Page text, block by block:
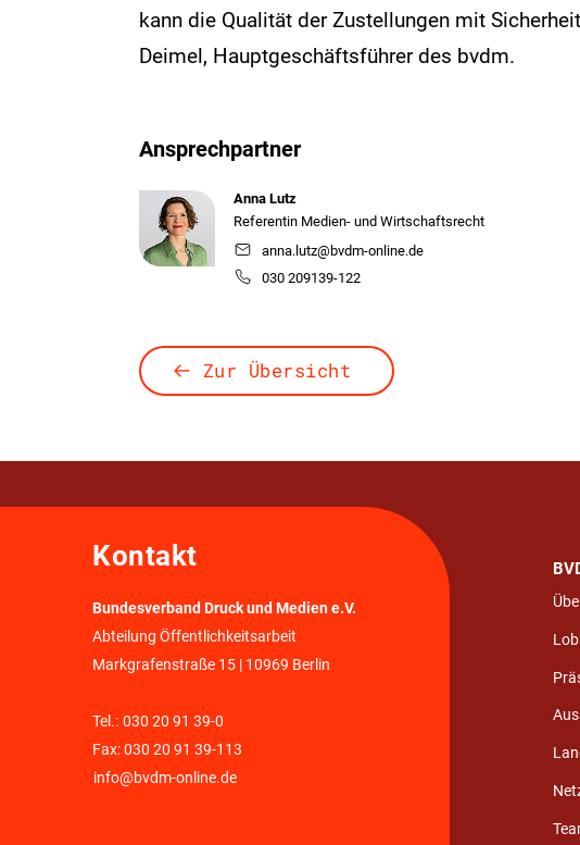
kann die Qualität der Zustellungen mit
Deimel, Hauptgeschäftsführer des bvdm.
Ansprechpartner
Anna Lutz
Referentin Medien- und Wirtschaftsrecht
anna.lutz@bvdm-online.de
030 209139-122
Zur Übersicht
Kontakt
Bundesverband Druck und Medien e.V.
Abteilung Öffentlichkeitsarbeit
Markgrafenstraße 15 | 10969 Berlin
Tel.: 030 20 91 39-0
Fax: 030 20 91 39-113
info@bvdm-online.de